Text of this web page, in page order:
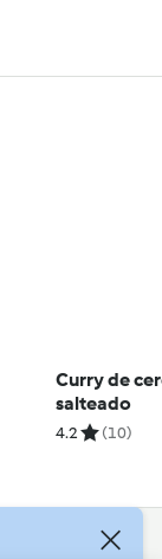
Curry de
salteado
4.2 (10)